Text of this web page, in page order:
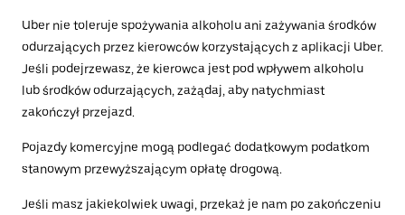
Uber nie toleruje spożywania alkoholu ani zażywania środków
odurzających przez kierowców korzystających z aplikacji Uber.
Jeśli podejrzewasz, że kierowca jest pod wpływem alkoholu
lub środków odurzających, zażądaj, aby natychmiast
zakończył przejazd.
Pojazdy komercyjne mogą podlegać dodatkowym podatkom
stanowym przewyższającym opłatę drogową.
Jeśli masz jakiekolwiek uwagi, przekaż je nam po zakończeniu